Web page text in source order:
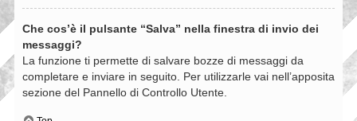
Che cos’è il pulsante “Salva” nella finestra di invio dei
messaggi?
La funzione ti permette di salvare bozze di messaggi da
completare e inviare in seguito. Per utilizzarle vai nell’apposita
sezione del Pannello di Controllo Utente.